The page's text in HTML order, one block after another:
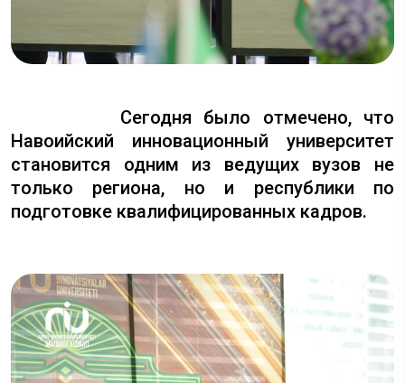
Сегодня было отмечено, что
Навоийский инновационный университет
становится одним из ведущих вузов не
только региона, но и республики по
подготовке квалифицированных кадров.